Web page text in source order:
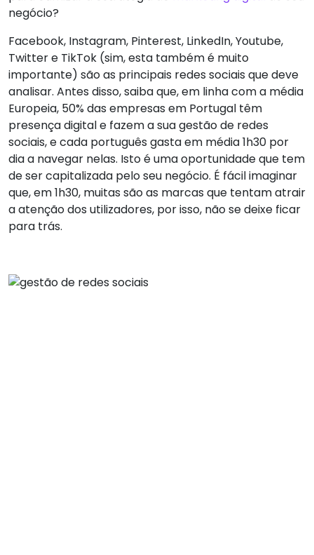
negócio?
Facebook, Instagram, Pinterest, LinkedIn, Youtube,
Twitter e TikTok (sim, esta também é muito
importante) são as principais redes sociais que deve
analisar. Antes disso, saiba que, em linha com a média
Europeia, 50% das empresas em Portugal têm
presença digital e fazem a sua gestão de redes
sociais, e cada português gasta em média 1h30 por
dia a navegar nelas. Isto é uma oportunidade que tem
de ser capitalizada pelo seu negócio. É fácil imaginar
que, em 1h30, muitas são as marcas que tentam atrair
a atenção dos utilizadores, por isso, não se deixe ficar
para trás.